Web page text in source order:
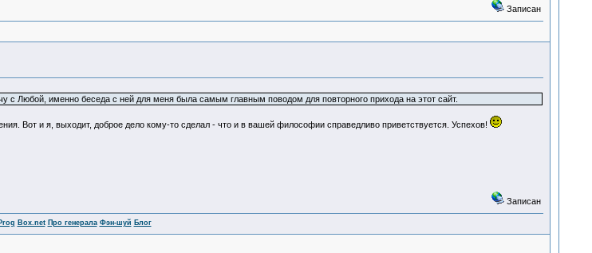
Записан
с Любой, именно беседа с ней для меня была самым главным поводом для повторного прихода на этот сайт.
Вот и я, выходит, доброе дело кому-то сделал - что и в вашей философии справедливо приветствуется. Успехов!
Записан
Prog Box.net Про генерала Фэн-шуй Блог